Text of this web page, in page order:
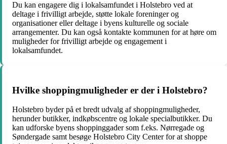
Du kan engagere dig i lokalsamfundet i Holstebro ved at
deltage i frivilligt arbejde, støtte lokale foreninger og
organisationer eller deltage i byens kulturelle og sociale
arrangementer. Du kan også kontakte kommunen for at høre om
muligheder for frivilligt arbejde og engagement i
lokalsamfundet.
Hvilke shoppingmuligheder er der i Holstebro?
Holstebro byder på et bredt udvalg af shoppingmuligheder,
herunder butikker, indkøbscentre og lokale specialbutikker. Du
kan udforske byens shoppinggader som f.eks. Nørregade og
Søndergade samt besøge Holstebro City Center for at shoppe